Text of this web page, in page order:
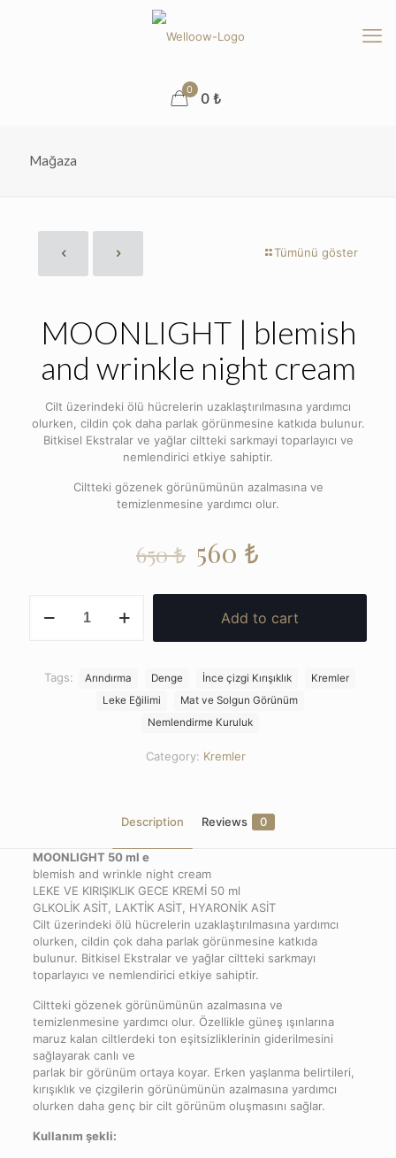
0 0 ₺
Mağaza
Tümünü göster
MOONLIGHT | blemish
and wrinkle night cream
Cilt üzerindeki ölü hücrelerin uzaklaştırılmasına yardımcı
olurken, cildin çok daha parlak görünmesine katkıda bulunur.
Bitkisel Ekstralar ve yağlar ciltteki sarkmayi toparlayıcı ve
nemlendirici etkiye sahiptir.
Ciltteki gözenek görünümünün azalmasına ve
temizlenmesine yardımcı olur.
650₺ 560 ₺
wrinkle
night
Add to cart
Category: Kremler
Tags: Arındırma Denge İnce çizgi Kırışıklık
Kremler
Leke Eğilimi
Mat ve Solgun Görünüm
Nemlendirme Kuruluk
Description Reviews 0
MOONLIGHT 50 ml e
blemish and wrinkle night cream
LEKE VE KIRIŞIKLIK GECE KREMİ 50 ml
GLKOLİK ASİT, LAKTİK ASİT, HYARONİK ASİT
Cilt üzerindeki ölü hücrelerin uzaklaştırılmasına yardımcı
olurken, cildin çok daha parlak görünmesine katkıda
bulunur. Bitkisel Ekstralar ve yağlar ciltteki sarkmayı
toparlayıcı ve nemlendirici etkiye sahiptir.
Ciltteki gözenek görünümünün azalmasına ve
temizlenmesine yardımcı olur. Özellikle güneş ışınlarına
maruz kalan ciltlerdeki ton eşitsizliklerinin giderilmesini
sağlayarak canlı ve
parlak bir görünüm ortaya koyar. Erken yaşlanma belirtileri,
kırışıklık ve çizgilerin görünümünün azalmasına yardımcı
olurken daha genç bir cilt görünüm oluşmasını sağlar.
Kullanım şekli: